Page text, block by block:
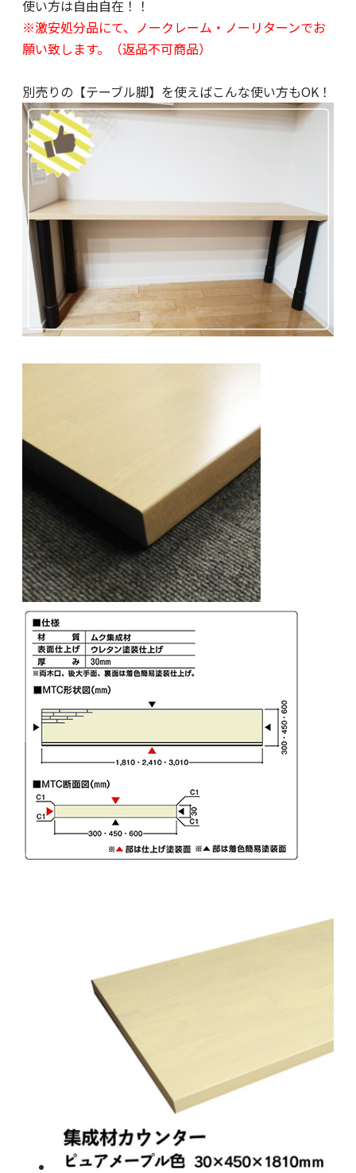
使い方は自由自在！！
※激安処分品にて、ノークレーム・ノーリターンでお
願い致します。（返品不可商品）
別売りの 【テーブル脚】 を使えばこんな使い方もOK！